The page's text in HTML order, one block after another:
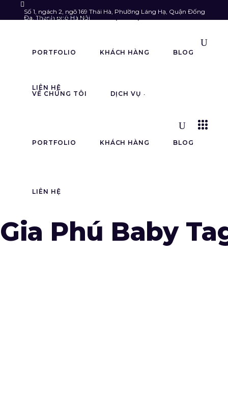
Số 1, ngách 2, ngõ 169 Thái Hà, Phường Láng Hạ, Quận Đống
Đa, Thành phố Hà Nội
VỀ CHÚNG TÔI DỊCH VỤ
PORTFOLIO KHÁCH HÀNG BLOG
LIÊN HỆ
VỀ CHÚNG TÔI DỊCH VỤ
PORTFOLIO KHÁCH HÀNG BLOG
LIÊN HỆ
Gia Phú Baby